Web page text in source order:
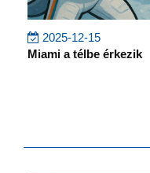
2025-12-15
Miami a télbe érkezik